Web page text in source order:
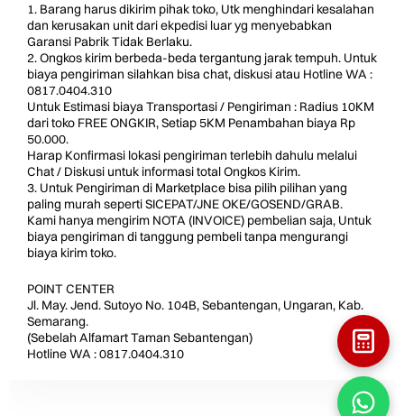
1. Barang harus dikirim pihak toko, Utk menghindari kesalahan
dan kerusakan unit dari ekpedisi luar yg menyebabkan
Garansi Pabrik Tidak Berlaku.
2. Ongkos kirim berbeda-beda tergantung jarak tempuh. Untuk
biaya pengiriman silahkan bisa chat, diskusi atau Hotline WA :
0817.0404.310
Untuk Estimasi biaya Transportasi / Pengiriman : Radius 10KM
dari toko FREE ONGKIR, Setiap 5KM Penambahan biaya Rp
50.000.
Harap Konfirmasi lokasi pengiriman terlebih dahulu melalui
Chat / Diskusi untuk informasi total Ongkos Kirim.
3. Untuk Pengiriman di Marketplace bisa pilih pilihan yang
paling murah seperti SICEPAT/JNE OKE/GOSEND/GRAB.
Kami hanya mengirim NOTA (INVOICE) pembelian saja, Untuk
biaya pengiriman di tanggung pembeli tanpa mengurangi
biaya kirim toko.
POINT CENTER
Jl. May. Jend. Sutoyo No. 104B, Sebantengan, Ungaran, Kab.
Semarang.
(Sebelah Alfamart Taman Sebantengan)
Hotline WA : 0817.0404.310